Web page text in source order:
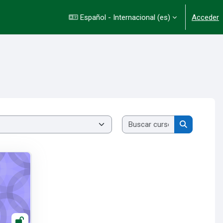
Español - Internacional ‎(es)‎ Acceder
Buscar cursos
Buscar
cuido y me cuido.